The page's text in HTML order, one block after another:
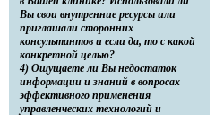
Вы свои внутренние ресурсы или
приглашали сторонних
консультантов и если да, то с какой
конкретной целью?
4) Ощущаете ли Вы недостаток
информации и знаний в вопросах
эффективного применения
управленческих технологий и